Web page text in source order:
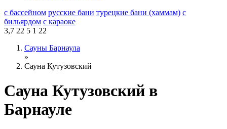
с бассейном русские бани турецкие бани (хаммам) с
бильярдом с караоке
3,7 22 5 1 22
Сауны Барнаула
»
Сауна Кутузовский
Сауна Кутузовский в
Барнауле